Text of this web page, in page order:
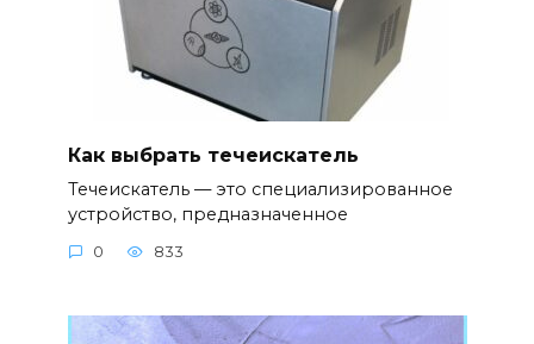
Как выбрать течеискатель
Течеискатель — это специализированное
устройство, предназначенное
0 833